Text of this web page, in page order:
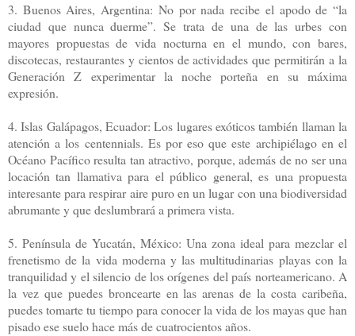
3. Buenos Aires, Argentina: No por nada recibe el apodo de “la
ciudad que nunca duerme”. Se trata de una de las urbes con
mayores propuestas de vida nocturna en el mundo, con bares,
discotecas, restaurantes y cientos de actividades que permitirán a la
Generación Z experimentar la noche porteña en su máxima
expresión.
4. Islas Galápagos, Ecuador: Los lugares exóticos también llaman la
atención a los centennials. Es por eso que este archipiélago en el
Océano Pacífico resulta tan atractivo, porque, además de no ser una
locación tan llamativa para el público general, es una propuesta
interesante para respirar aire puro en un lugar con una biodiversidad
abrumante y que deslumbrará a primera vista.
5. Península de Yucatán, México: Una zona ideal para mezclar el
frenetismo de la vida moderna y las multitudinarias playas con la
tranquilidad y el silencio de los orígenes del país norteamericano. A
la vez que puedes broncearte en las arenas de la costa caribeña,
puedes tomarte tu tiempo para conocer la vida de los mayas que han
pisado ese suelo hace más de cuatrocientos años.